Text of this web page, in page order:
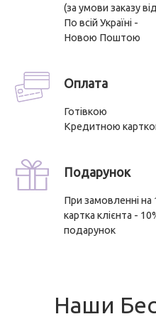
(за умови заказу
По всій Україні -
Новою Поштою
Оплата
Готівкою
Кредитною
Подарунок
При замовленні на
картка клієнта -
подарунок
Наши